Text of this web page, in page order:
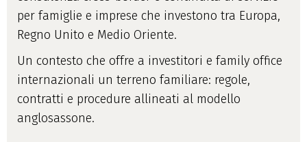
per famiglie e imprese che investono tra Europa,
Regno Unito e Medio Oriente.
Un contesto che offre a investitori e family office
internazionali un terreno familiare: regole,
contratti e procedure allineati al modello
anglosassone.